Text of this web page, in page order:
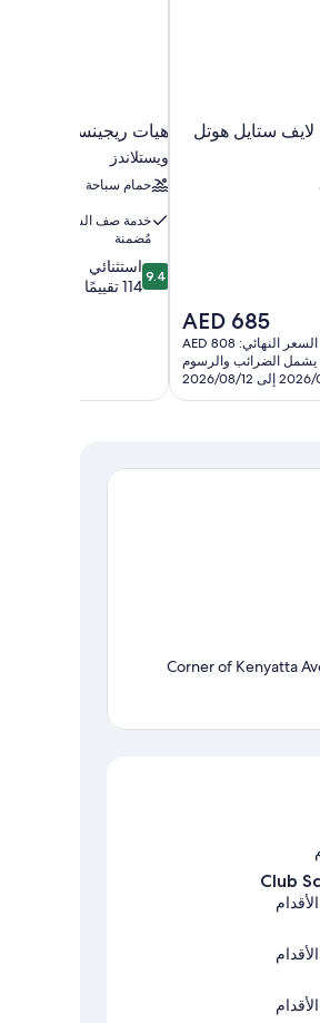
لايف ستايل هوتل
السعر
الحالي
هو
AED
685
AED 685
السعر النهائي: AED 808
يشمل الضرائب والرسوم
هيات ريجينسي نيروبي
ويستلاندز
حمام سباحة
خدمة صف السيارات
مُضمنة
9.4
من
9.4استثنائي
114 تقييمًا
Corner of Kenyatta
Club